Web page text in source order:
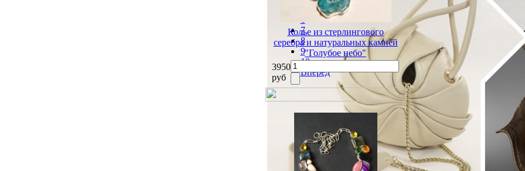
7
8
9
10
Вперёд
Колье из стерлингового
серебра и натуральных камней
"Голубое небо"
3950
руб